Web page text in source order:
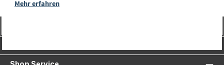
Mehr erfahren